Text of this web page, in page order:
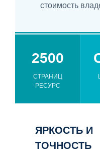
стоимость
2500
СТРАНИЦ
РЕСУРС
ЯРКОСТЬ И
ТОЧНОСТЬ